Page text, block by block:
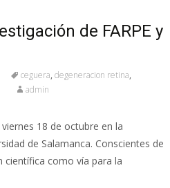
de FARPE y
ceguera, degeneracion retina,
admin
18 de octubre en la
de Salamanca. Conscientes de
científica como vía para la